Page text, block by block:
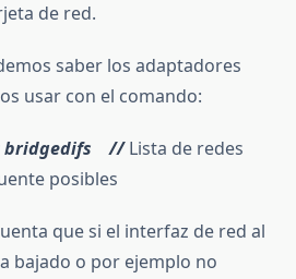
de red.
saber los adaptadores
usar con el comando:
bridgedifs //Lista de redes
posibles
que si el interfaz de red al
bajado o por ejemplo no